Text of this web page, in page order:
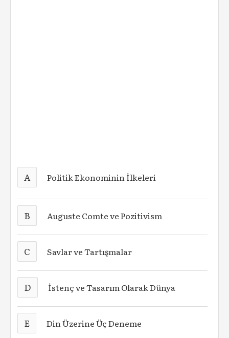
A Politik Ekonominin İlkeleri
B Auguste Comte ve Pozitivism
C Savlar ve Tartışmalar
D İstenç ve Tasarım Olarak Dünya
E Din Üzerine Üç Deneme